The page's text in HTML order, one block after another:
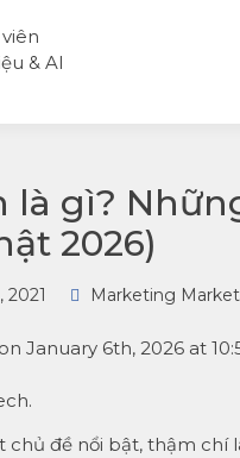
& AI
chứng khoán và
là gì?
2026)
Marketing
January 6th, 2026 at
chủ đề nổi bật, thậm chí